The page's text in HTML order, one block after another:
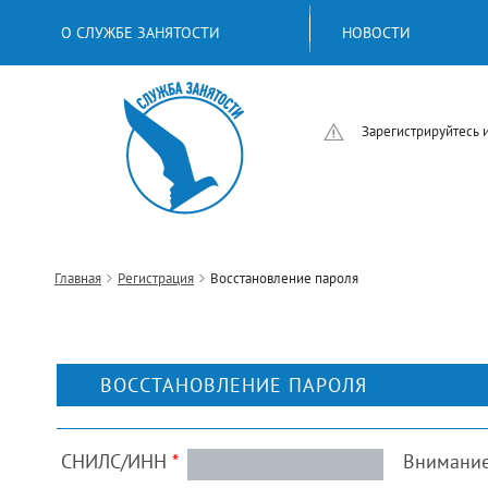
О СЛУЖБЕ ЗАНЯТОСТИ НОВОСТИ
Главная Регистрация Восстановление пароля
ВОССТАНОВЛЕНИЕ ПАРОЛЯ
СНИЛС/ИНН *